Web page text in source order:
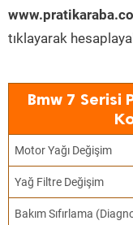
tıklayarak
Bmw 7 Serisi
Motor Yağı Değişim
Yağ Filtre Değişim
Bakım Sıfırlama